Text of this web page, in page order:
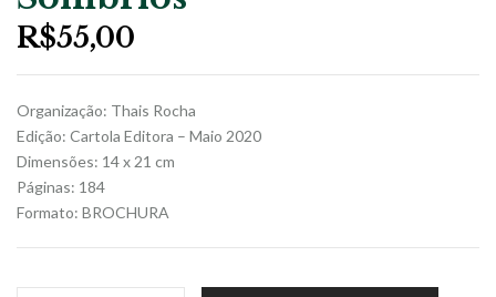
R$55,00
Organização: Thais Rocha
Edição: Cartola Editora – Maio 2020
Dimensões: 14 x 21 cm
Páginas: 184
Formato: BROCHURA